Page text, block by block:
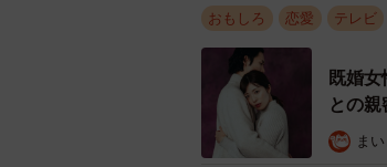
再び会う約束を取り付
は、なぜか水色の封
る おまじない」とネ
夫に従い、おまじな
おもしろ 恋愛 テレビ
既婚
との
ま